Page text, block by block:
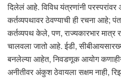
दिलेलं आहे. विविध यंत्रणांनी
कर्तव्यपथावर ठेवण्याची ही रचना आहे;
कर्तव्यपथ केले, पण, राज्यकारभार मात्र
चालवला जातो आहे. ईडी,
बनलेल्या आहेत, निवडणूक आयोग
अनीतीवर अंकुश ठेवायला सक्षम नाही,